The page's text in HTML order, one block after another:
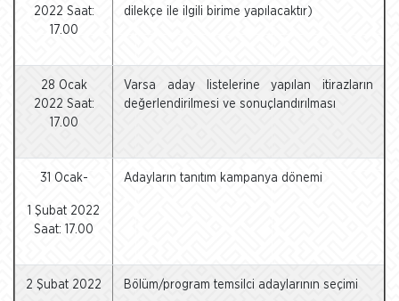
2022 Saat:
17.00
dilekçe ile ilgili birime yapılacaktır)
28 Ocak
2022 Saat:
17.00
Varsa aday listelerine yapılan itirazların
değerlendirilmesi ve sonuçlandırılması
31 Ocak-
1 Şubat 2022
Saat: 17.00
Adayların tanıtım kampanya dönemi
2 Şubat 2022 Bölüm/program temsilci adaylarının seçimi